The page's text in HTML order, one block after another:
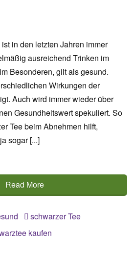
in den letzten Jahren immer
ausreichend Trinken im
Besonderen, gilt als gesund.
Wirkungen der
Auch wird immer wieder über
Gesundheitswert spekuliert. So
Tee beim Abnehmen hilft,
sogar [...]
Read More
schwarzer Tee
kaufen